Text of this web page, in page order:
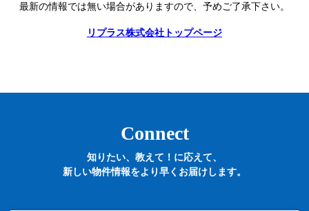
最新の情報では無い場合がありますので、 予めご了承下さい。
リプラス株式会社トップページ
Connect
知りたい、教えて！に応えて、
新しい物件情報をより早くお届けします。